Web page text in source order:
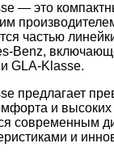
— это
частью
Benz,
GLA-Klasse.
предлагает
и высоких
современным
и